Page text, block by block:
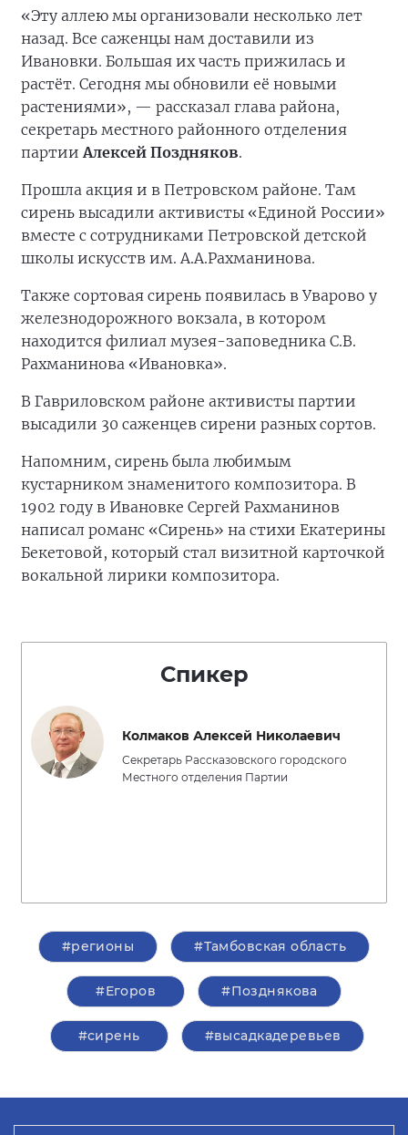
«Эту аллею мы организовали несколько лет
назад. Все саженцы нам доставили из
Ивановки. Большая их часть прижилась и
растёт. Сегодня мы обновили её новыми
растениями», — рассказал глава района,
секретарь местного районного отделения
партииАлексей Поздняков.
Прошла акция и в Петровском районе. Там
сирень высадили активисты «Единой России»
вместе с сотрудниками Петровской детской
школы искусств им. А.А.Рахманинова.
Также сортовая сирень появилась в Уварово у
железнодорожного вокзала, в котором
находится филиал музея-заповедника С.В.
Рахманинова «Ивановка».
В Гавриловском районе активисты партии
высадили 30 саженцев сирени разных сортов.
Напомним, сирень была любимым
кустарником знаменитого композитора. В
1902 году в Ивановке Сергей Рахманинов
написал романс «Сирень» на стихи Екатерины
Бекетовой, который стал визитной карточкой
вокальной лирики композитора.
Спикер
Колмаков Алексей Николаевич
Секретарь Рассказовского городского
Местного отделения Партии
#регионы #Тамбовская область
#Егоров #Позднякова
#сирень #высадкадеревьев